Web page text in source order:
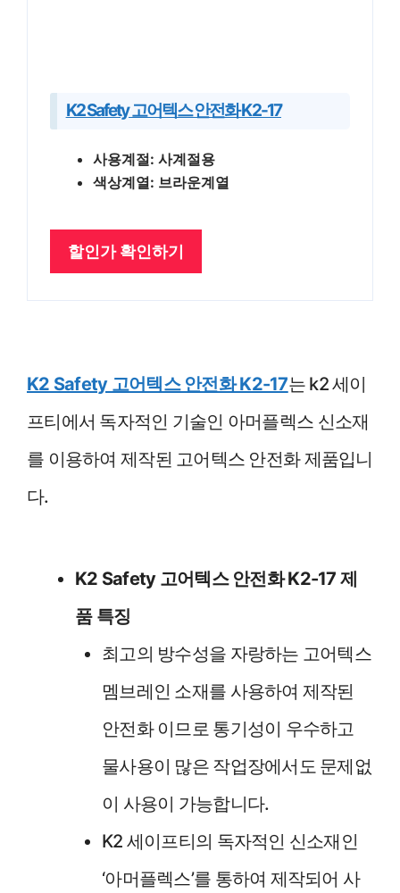
K2 Safety 고어텍스 안전화 K2-17
사용계절: 사계절용
색상계열: 브라운계열
할인가 확인하기
K2 Safety 고어텍스 안전화 K2-17는 k2 세이
프티에서 독자적인 기술인 아머플렉스 신소재
를 이용하여 제작된 고어텍스 안전화 제품입니
다.
K2 Safety 고어텍스 안전화 K2-17 제
품 특징
최고의 방수성을 자랑하는 고어텍스
멤브레인 소재를 사용하여 제작된
안전화 이므로 통기성이 우수하고
물사용이 많은 작업장에서도 문제없
이 사용이 가능합니다.
K2 세이프티의 독자적인 신소재인
‘아머플렉스’를 통하여 제작되어 사